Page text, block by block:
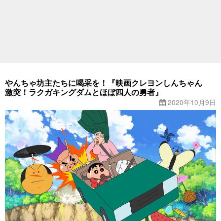
やんちゃ坊主たちに喝采を！『映画クレヨンしんちゃん
激突！ラクガキングダムとほぼ四人の勇者』
2020年10月9日